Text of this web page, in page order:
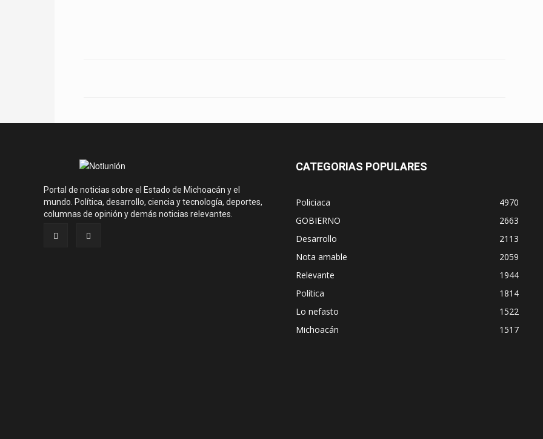
Portal de noticias sobre el Estado de Michoacán y el
mundo. Política, desarrollo, ciencia y tecnología, deportes,
columnas de opinión y demás noticias relevantes.
CATEGORIAS POPULARES
Policiaca
4970
GOBIERNO
2663
Desarrollo
2113
Nota amable
2059
Relevante
1944
Política
1814
Lo nefasto
1522
Michoacán
1517